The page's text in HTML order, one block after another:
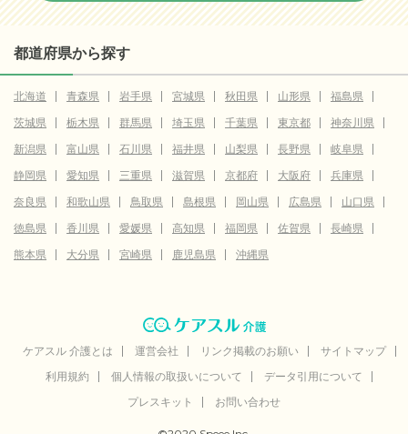
都道府県から探す
北海道 青森県 岩手県 宮城県 秋田県 山形県
福島県
茨城県
栃木県 群馬県 埼玉県 千葉県 東京都
神奈川県
新潟県
富山県 石川県 福井県 山梨県 長野県
岐阜県
静岡県
愛知県 三重県 滋賀県 京都府 大阪府
兵庫県
奈良県
和歌山県 鳥取県 島根県 岡山県 広島県
山口県
徳島県
香川県 愛媛県 高知県 福岡県 佐賀県
長崎県
熊本県
大分県 宮崎県 鹿児島県 沖縄県
ケアスル 介護とは 運営会社 リンク掲載のお願い
サイトマップ
利用規約
個人情報の取扱いについて
データ引用について
プレスキット
お問い合わせ